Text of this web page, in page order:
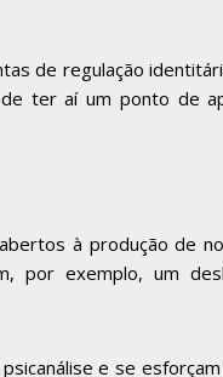
de regulação
ter aí um ponto de
à produção de
por exemplo, um
e se